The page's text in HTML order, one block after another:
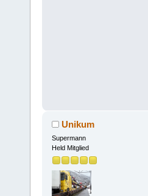
Unikum
Supermann
Held Mitglied